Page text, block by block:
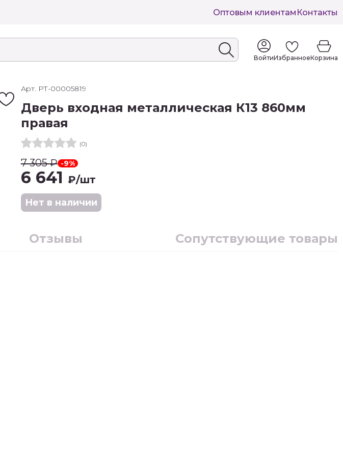
Оптовым клиентам Контакты
ВойтиИзбранноеКорзина
Арт. РТ-00005819
Дверь входная металлическая К13 860мм
правая
(0)
7 305₽ -9%
6 641 ₽/шт
Нет в наличии
Отзывы Сопутствующие товары